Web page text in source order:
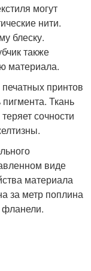
могут
нити.
блеску.
также
материала.
принтов
Ткань
сочности
виде
материала
за метр поплина